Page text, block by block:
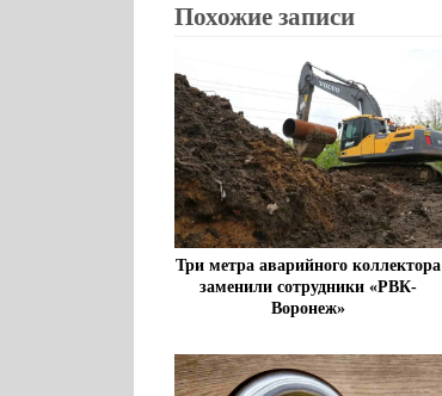
Похожие записи
Три метра аварийного коллектора
заменили сотрудники «РВК-
Воронеж»